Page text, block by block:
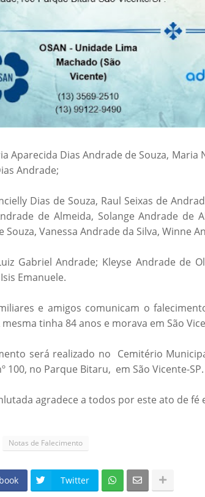
Aparecida Dias Andrade de Souza, Maria
Andrade;
Dias de Souza, Raul Seixas de
de Almeida, Solange Andrade de
Souza, Vanessa Andrade da Silva, Winne
Gabriel Andrade; Kleyse Andrade de
Emanuele.
e amigos comunicam o
mesma tinha 84 anos e morava em São
será realizado no Cemitério
100, no Parque Bitaru, em São Vicente-SP.
agradece a todos por este ato de fé
Notas de Falecimento
Twitter